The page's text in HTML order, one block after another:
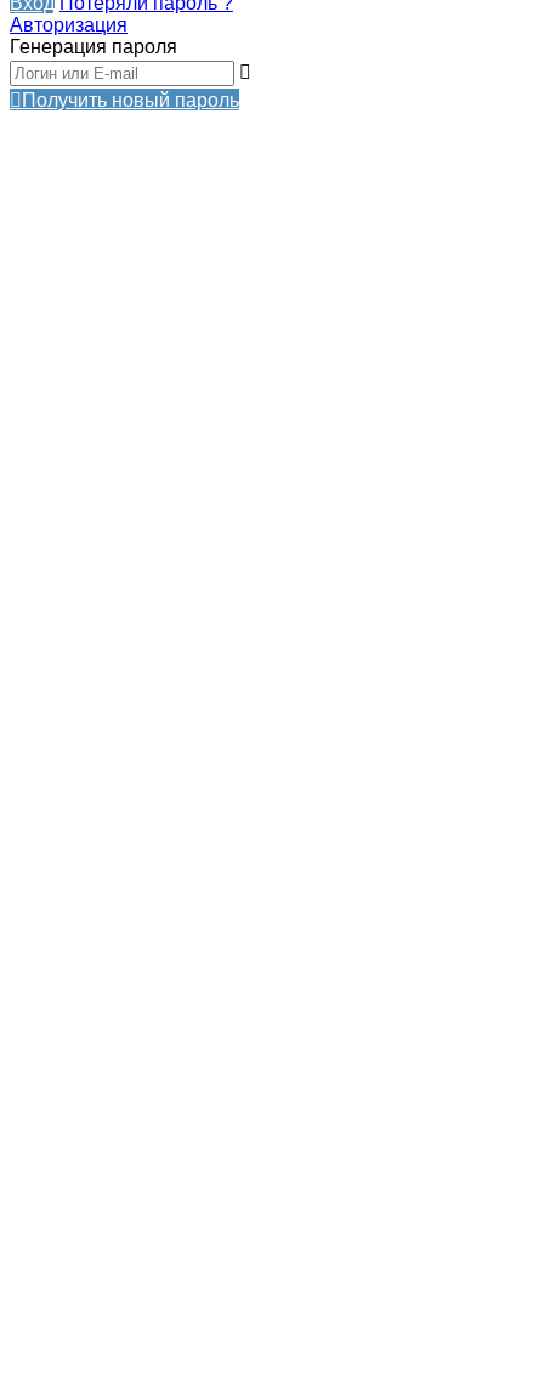
Авторизация
Генерация пароля
Получить новый пароль